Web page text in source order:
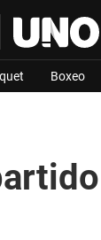
Boxeo